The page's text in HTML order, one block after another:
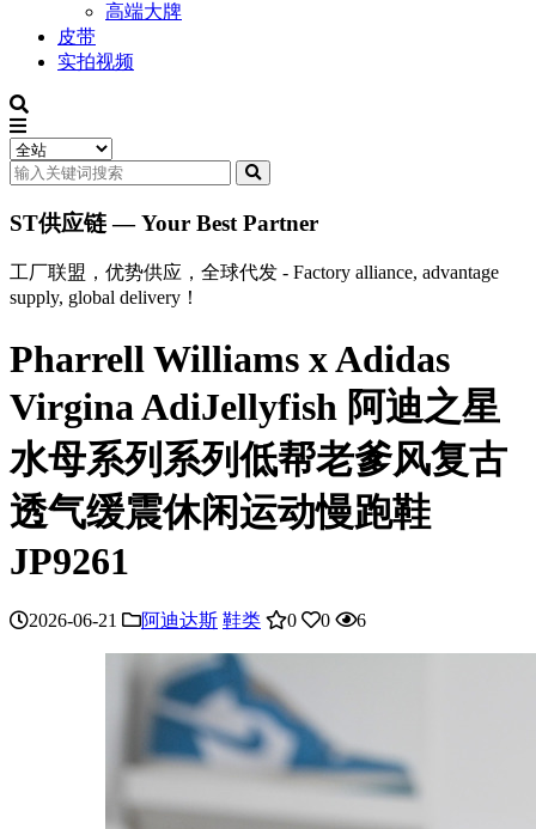
高端大牌
皮带
实拍视频
ST供应链 — Your Best Partner
工厂联盟，优势供应，全球代发 - Factory alliance, advantage
supply, global delivery！
Pharrell Williams x Adidas
Virgina AdiJellyfish 阿迪之星
水母系列系列低帮老爹风复古
透气缓震休闲运动慢跑鞋
JP9261
2026-06-21 阿迪达斯 鞋类 0 0 6